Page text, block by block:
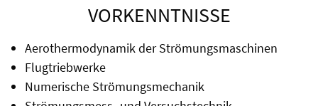
VORKENNTNISSE
Aerothermodynamik der Strömungsmaschinen
Flugtriebwerke
Numerische Strömungsmechanik